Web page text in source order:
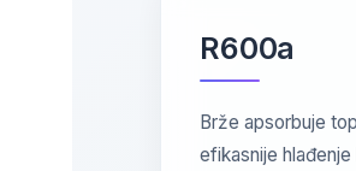
R600a
Brže apsorbuje
efikasnije